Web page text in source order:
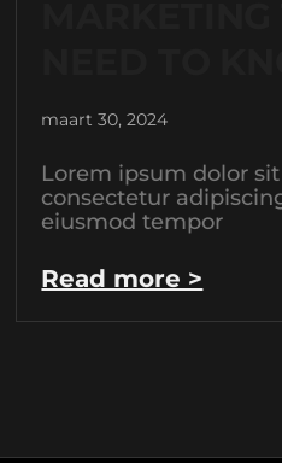
maart 30, 2024
Lorem ipsum dolor
consectetur
eiusmod tempor
Read more >